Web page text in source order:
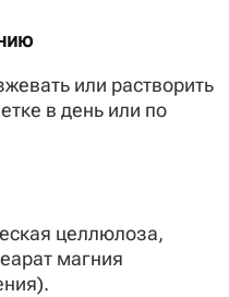
или растворить
в день или по
целлюлоза,
магния